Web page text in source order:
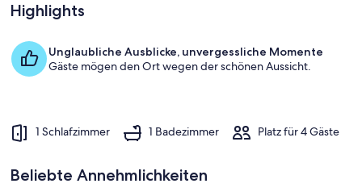
Außenseite Ferienhaus [Winter]
Highlights
Unglaubliche Ausblicke, unvergessliche Momente
Gäste mögen den Ort wegen der schönen Aussicht.
1 Schlafzimmer 1 Badezimmer Platz für 4 Gäste
Beliebte Annehmlichkeiten